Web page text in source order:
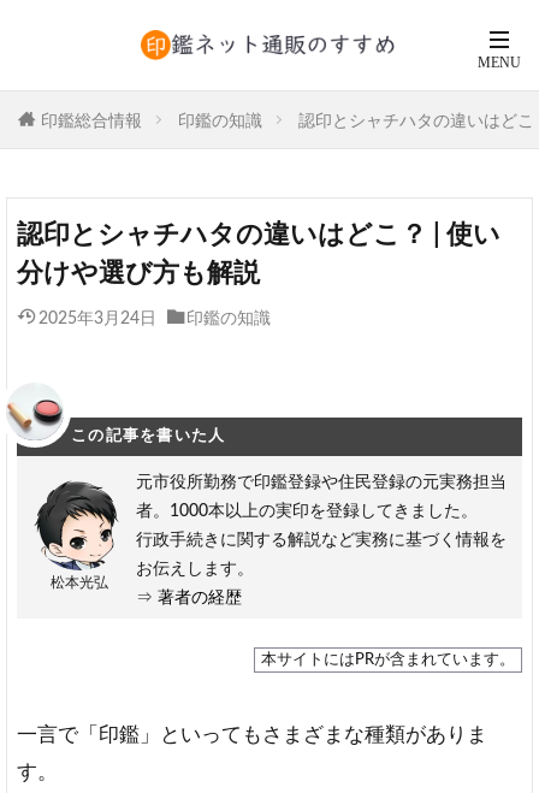
印鑑総合情報 印鑑の知識 認印とシャチハタの違いはど
認印とシャチハタの違いはどこ？ | 使い
分けや選び方も解説
2025年3月24日 印鑑の知識
この記事を書いた人
松本光弘
元市役所勤務で印鑑登録や住民登録の元実務担当
者。1000本以上の実印を登録してきました。
行政手続きに関する解説など実務に基づく情報を
お伝えします。
⇒ 著者の経歴
本サイトにはPRが含まれています。
一言で「印鑑」といってもさまざまな種類がありま
す。